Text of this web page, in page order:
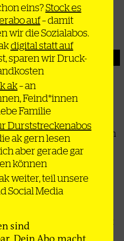
Sommer durch das UK
ins Stottern
Burgfrieden nicht halten
Abgehängten
haben indigene
erzielt
- das Land bleibt
eins?Stock es
auf– damit
wir die Sozialabos.
digital statt auf
sparen wir Druck-
ak– an
Feind*innen
Familie
Durststreckenabos
ak gern lesen
aber gerade gar
können
weiter, teil unsere
Social Media
sind
Dein Abo macht